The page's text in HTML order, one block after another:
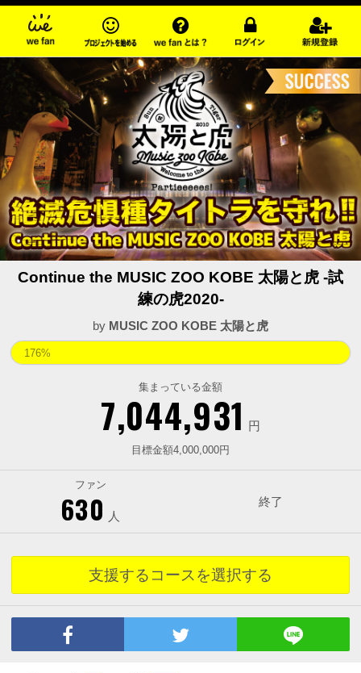
Continue the MUSIC ZOO KOBE 太陽と虎 -試
練の虎2020-
by MUSIC ZOO KOBE 太陽と虎
集まっている金額
7,044,931 円
176%
目標金額4,000,000円
ファン
630 人
終了
支援するコースを選択する